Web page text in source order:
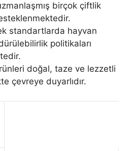
birçok çiftlik
standartlarda hayvan
politikaları
doğal, taze ve lezzetli
çevreye duyarlıdır.